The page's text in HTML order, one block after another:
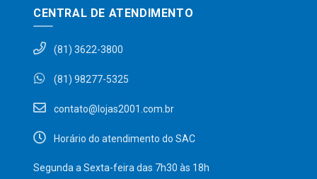
CENTRAL DE ATENDIMENTO
(81) 3622-3800
(81) 98277-5325
contato@lojas2001.com.br
Horário do atendimento do SAC
Segunda a Sexta-feira das 7h30 às 18h